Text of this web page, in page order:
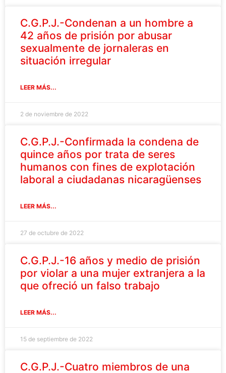
C.G.P.J.-Condenan a un hombre a
42 años de prisión por abusar
sexualmente de jornaleras en
situación irregular
LEER MÁS...
2 de noviembre de 2022
C.G.P.J.-Confirmada la condena de
quince años por trata de seres
humanos con fines de explotación
laboral a ciudadanas nicaragüenses
LEER MÁS...
27 de octubre de 2022
C.G.P.J.-16 años y medio de prisión
por violar a una mujer extranjera a la
que ofreció un falso trabajo
LEER MÁS...
15 de septiembre de 2022
C.G.P.J.-Cuatro miembros de una